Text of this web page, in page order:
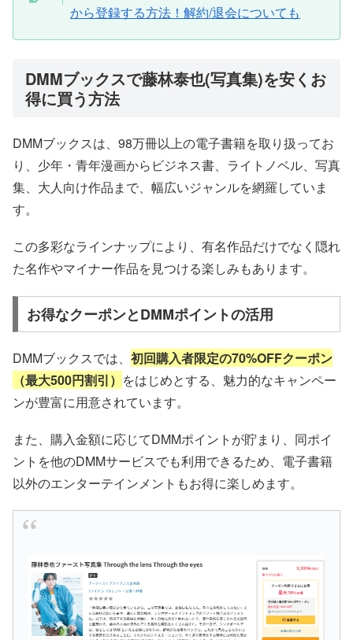
から登録する方法！解約/退会についても
DMMブックスで藤林泰也(写真集)を安くお
得に買う方法
DMMブックスは、98万冊以上の電子書籍を取り扱ってお
り、少年・青年漫画からビジネス書、ライトノベル、写真
集、大人向け作品まで、幅広いジャンルを網羅していま
す。
この多彩なラインナップにより、有名作品だけでなく隠れ
た名作やマイナー作品を見つける楽しみもあります。
お得なクーポンとDMMポイントの活用
DMMブックスでは、 初回購入者限定の70%OFFクーポン
（最大500円割引） をはじめとする、魅力的なキャンペー
ンが豊富に用意されています。
また、購入金額に応じてDMMポイントが貯まり、同ポイ
ントを他のDMMサービスでも利用できるため、電子書籍
以外のエンターテインメントもお得に楽しめます。